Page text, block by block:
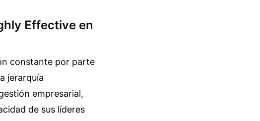
Effective en
constante por parte
jerarquía
empresarial,
de sus líderes